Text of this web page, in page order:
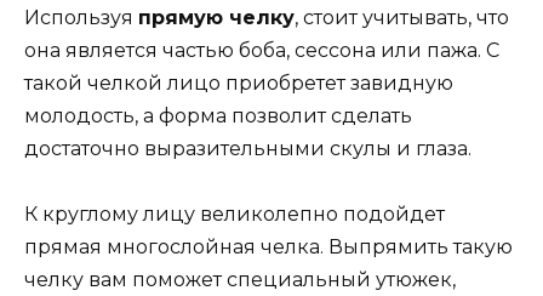
Используя прямую челку, стоит учитывать, что
она является частью боба, сессона или пажа. С
такой челкой лицо приобретет завидную
молодость, а форма позволит сделать
достаточно выразительными скулы и глаза.
К круглому лицу великолепно подойдет
прямая многослойная челка. Выпрямить такую
челку вам поможет специальный утюжек,